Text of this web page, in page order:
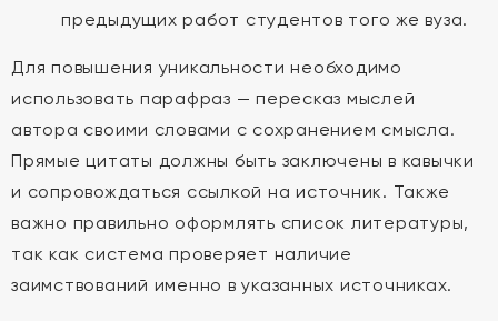
предыдущих работ студентов того же вуза.
Для повышения уникальности необходимо
использовать парафраз — пересказ мыслей
автора своими словами с сохранением смысла.
Прямые цитаты должны быть заключены в кавычки
и сопровождаться ссылкой на источник. Также
важно правильно оформлять список литературы,
так как система проверяет наличие
заимствований именно в указанных источниках.